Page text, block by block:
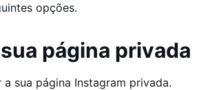
opções.
página privada
sua página Instagram privada.